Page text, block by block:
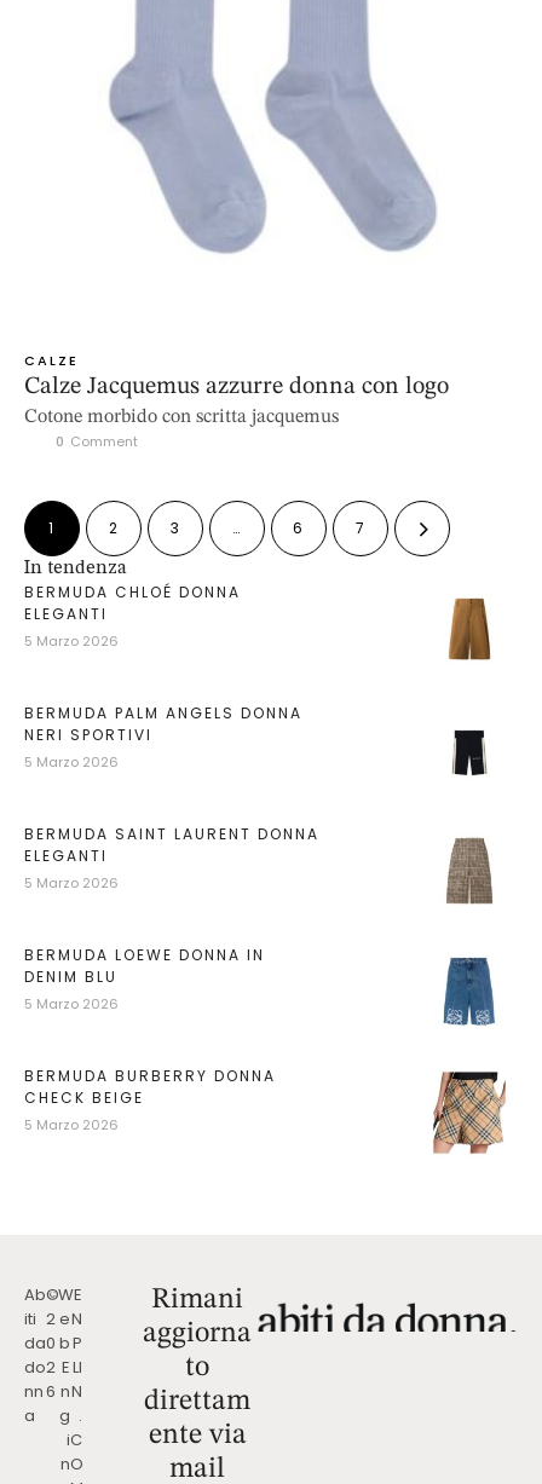
CALZE
Calze Jacquemus azzurre donna con logo
Cotone morbido con scritta jacquemus
0 Comment
1 2 3 … 6 7
In tendenza
BERMUDA CHLOÉ DONNA
ELEGANTI
5 Marzo 2026
BERMUDA PALM ANGELS DONNA
NERI SPORTIVI
5 Marzo 2026
BERMUDA SAINT LAURENT DONNA
ELEGANTI
5 Marzo 2026
BERMUDA LOEWE DONNA IN
DENIM BLU
5 Marzo 2026
BERMUDA BURBERRY DONNA
CHECK BEIGE
5 Marzo 2026
Ab
iti
da
do
nn
a
©
2
0
2
6
W
e
b
E
n
g
i
n
E
N
P
LI
N
.
C
O
Rimani
aggiorna
to
direttam
ente via
mail